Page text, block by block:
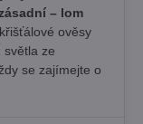
– lom
ověsy
ze
se zajímejte o